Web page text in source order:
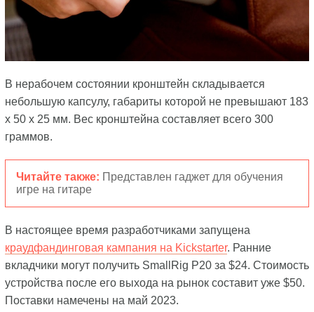
В нерабочем состоянии кронштейн складывается
небольшую капсулу, габариты которой не превышают 183
x 50 x 25 мм. Вес кронштейна составляет всего 300
граммов.
Читайте также: Представлен гаджет для обучения
игре на гитаре
В настоящее время разработчиками запущена
краудфандинговая кампания на Kickstarter. Ранние
вкладчики могут получить SmallRig P20 за $24. Стоимость
устройства после его выхода на рынок составит уже $50.
Поставки намечены на май 2023.